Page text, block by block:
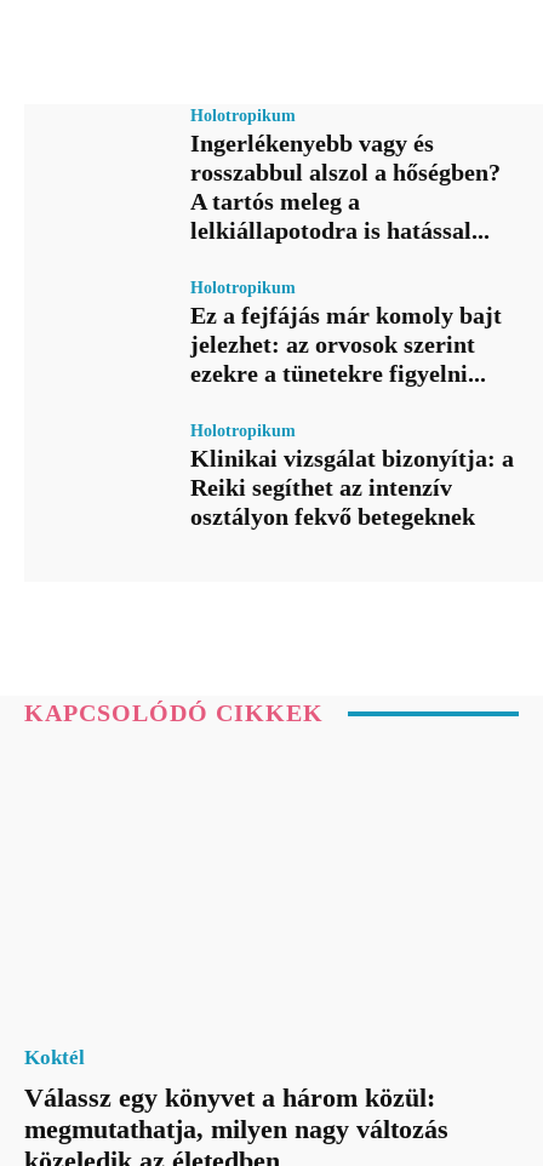
Holotropikum
Ingerlékenyebb vagy és
rosszabbul alszol a hőségben?
A tartós meleg a
lelkiállapotodra is hatással...
Holotropikum
Ez a fejfájás már komoly bajt
jelezhet: az orvosok szerint
ezekre a tünetekre figyelni...
Holotropikum
Klinikai vizsgálat bizonyítja: a
Reiki segíthet az intenzív
osztályon fekvő betegeknek
KAPCSOLÓDÓ CIKKEK
Koktél
Válassz egy könyvet a három közül:
megmutathatja, milyen nagy változás